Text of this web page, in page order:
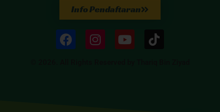
Info Pendaftaran